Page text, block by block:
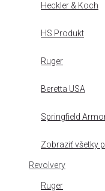
Heckler & Koch
HS Produkt
Ruger
Beretta USA
Springfield
Zobraziť všetky
Revolvery
Ruger